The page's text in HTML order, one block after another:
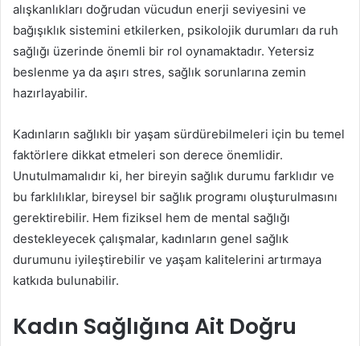
alışkanlıkları doğrudan vücudun enerji seviyesini ve
bağışıklık sistemini etkilerken, psikolojik durumları da ruh
sağlığı üzerinde önemli bir rol oynamaktadır. Yetersiz
beslenme ya da aşırı stres, sağlık sorunlarına zemin
hazırlayabilir.
Kadınların sağlıklı bir yaşam sürdürebilmeleri için bu temel
faktörlere dikkat etmeleri son derece önemlidir.
Unutulmamalıdır ki, her bireyin sağlık durumu farklıdır ve
bu farklılıklar, bireysel bir sağlık programı oluşturulmasını
gerektirebilir. Hem fiziksel hem de mental sağlığı
destekleyecek çalışmalar, kadınların genel sağlık
durumunu iyileştirebilir ve yaşam kalitelerini artırmaya
katkıda bulunabilir.
Kadın Sağlığına Ait Doğru